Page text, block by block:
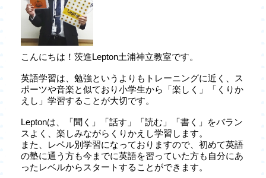
こんにちは！茨進Lepton土浦神立教室です。
英語学習は、勉強というよりもトレーニングに近く、ス
ポーツや音楽と似ており小学生から「楽しく」「くりか
えし」学習することが大切です。
Leptonは、「聞く」「話す」「読む」「書く」をバラン
スよく、楽しみながらくりかえし学習します。
また、レベル別学習になっておりますので、初めて英語
の塾に通う方も今までに英語を習っていた方も自分にあ
ったレベルからスタートすることができます。